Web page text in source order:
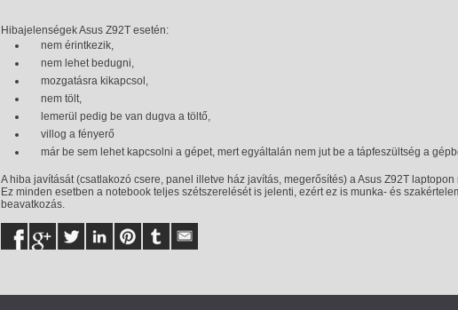
Hibajelenségek Asus Z92T esetén:
nem érintkezik,
nem lehet bedugni,
mozgatásra kikapcsol,
nem tölt,
lemerül pedig be van dugva a töltő,
villog a fényerő
már be sem lehet kapcsolni a gépet, mert egyáltalán nem jut be a tápfeszültség a
A hiba javítását (csatlakozó csere, panel illetve ház javítás, megerősítés) a Asus Z92T laptopon
Ez minden esetben a notebook teljes szétszerelését is jelenti, ezért ez is munka- és
beavatkozás.